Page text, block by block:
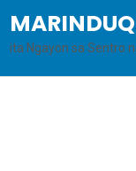
ita Ngayon sa Sentro